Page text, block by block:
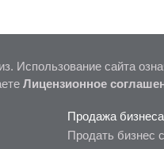
сайта
Лицензионное
Продажа бизнеса
Продать бизнес